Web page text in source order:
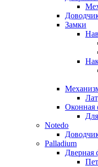
Замки
Оконная
Notedo
Palladium
Дверная